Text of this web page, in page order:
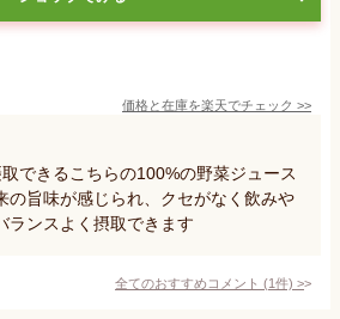
価格と在庫を楽天でチェック >>
できるこちらの100%の野菜ジュース
の旨味が感じられ、クセがなく飲みや
ランスよく摂取できます
全てのおすすめコメント (1件) >